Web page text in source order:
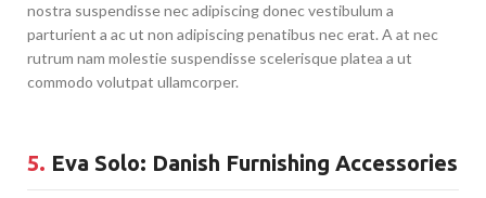
nostra suspendisse nec adipiscing donec vestibulum a
parturient a ac ut non adipiscing penatibus nec erat. A at nec
rutrum nam molestie suspendisse scelerisque platea a ut
commodo volutpat ullamcorper.
5. Eva Solo: Danish Furnishing Accessories